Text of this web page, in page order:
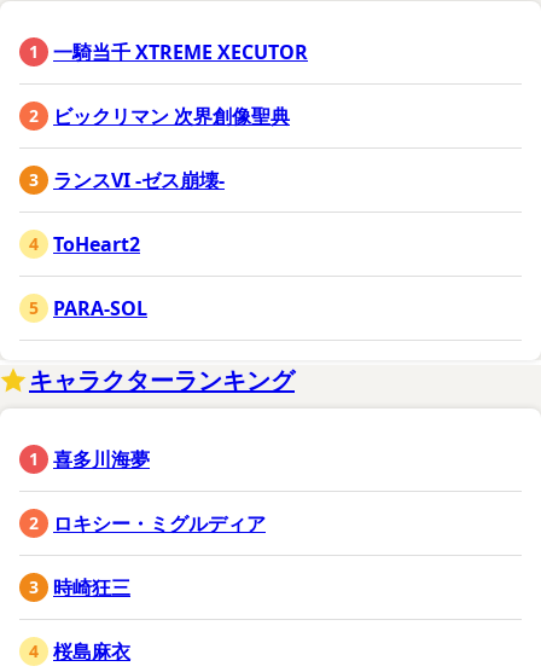
一騎当千 XTREME XECUTOR
ビックリマン 次界創像聖典
ランスVI -ゼス崩壊-
ToHeart2
PARA-SOL
キャラクターランキング
喜多川海夢
ロキシー・ミグルディア
時崎狂三
桜島麻衣